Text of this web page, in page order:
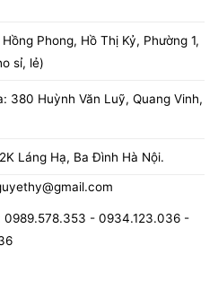
Phong, Hồ Thị Kỷ, Phường 1,
sỉ, lẻ)
380 Huỳnh Văn Luỹ, Quang Vinh,
Láng Hạ, Ba Đình Hà Nội.
0989.578.353 - 0934.123.036 -